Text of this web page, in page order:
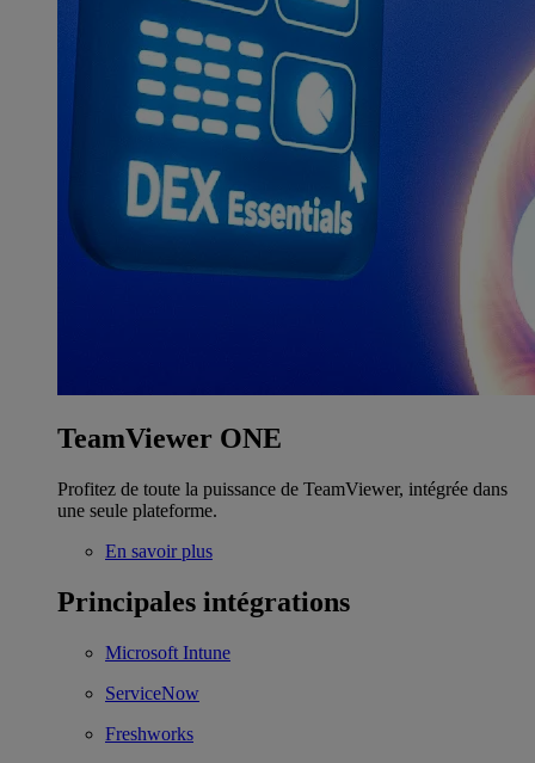
TeamViewer ONE
Profitez de toute la puissance de TeamViewer, intégrée dans
une seule plateforme.
En savoir plus
Principales intégrations
Microsoft Intune
ServiceNow
Freshworks